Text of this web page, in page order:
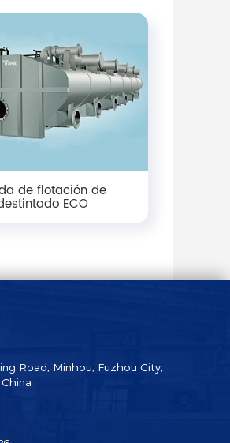
de flotación de
ECO
Road, Minhou, Fuzhou City,